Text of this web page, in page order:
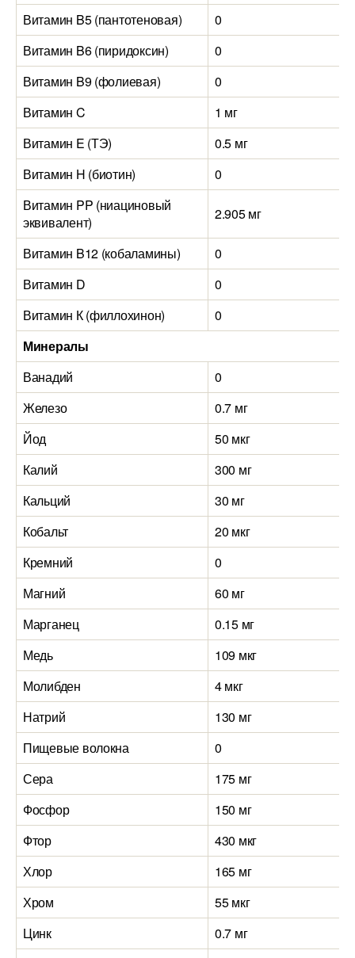
Витамин B5 (пантотеновая)
0
Витамин B6 (пиридоксин)
0
Витамин B9 (фолиевая)
0
Витамин C
1 мг
Витамин E (ТЭ)
0.5 мг
Витамин H (биотин)
0
Витамин PP (ниациновый
эквивалент)
2.905 мг
Витамин B12 (кобаламины) 0
Витамин D
0
Витамин К (филлохинон)
0
Минералы
Ванадий
0
Железо
0.7 мг
Йод
50 мкг
Калий
300 мг
Кальций
30 мг
Кобальт
20 мкг
Кремний
0
Магний
60 мг
Марганец
0.15 мг
Медь
109 мкг
Молибден
4 мкг
Натрий
130 мг
Пищевые волокна
0
Сера
175 мг
Фосфор
150 мг
Фтор
430 мкг
Хлор
165 мг
Хром
55 мкг
Цинк
0.7 мг